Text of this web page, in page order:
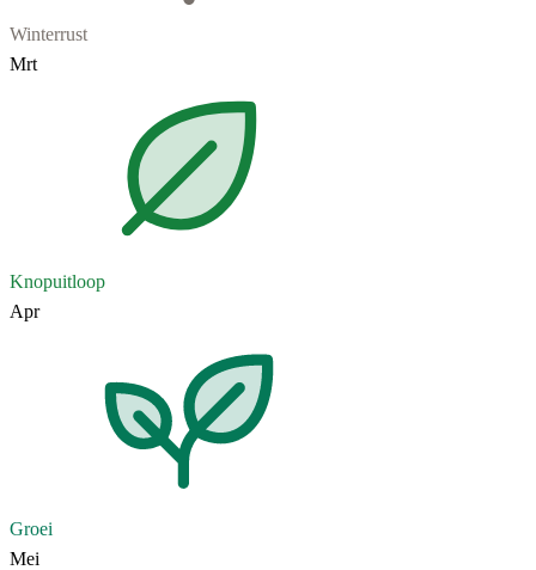
Winterrust
Mrt
Knopuitloop
Apr
Groei
Mei